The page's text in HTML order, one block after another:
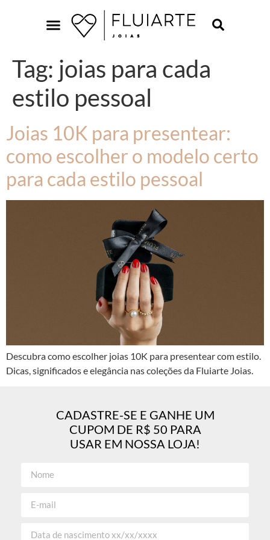
Tag: joias para cada
estilo pessoal
Joias 10K para presentear:
como escolher o modelo certo
para cada estilo pessoal
Descubra como escolher joias 10K para presentear com estilo.
Dicas, significados e elegância nas coleções da Fluiarte Joias.
CADASTRE-SE E GANHE UM
CUPOM DE R$ 50 PARA
USAR EM NOSSA LOJA!